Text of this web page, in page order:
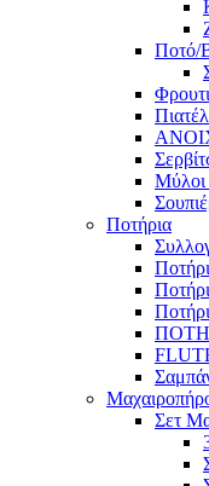
Ποτό/
Μύλοι
Ποτήρια
Σετ